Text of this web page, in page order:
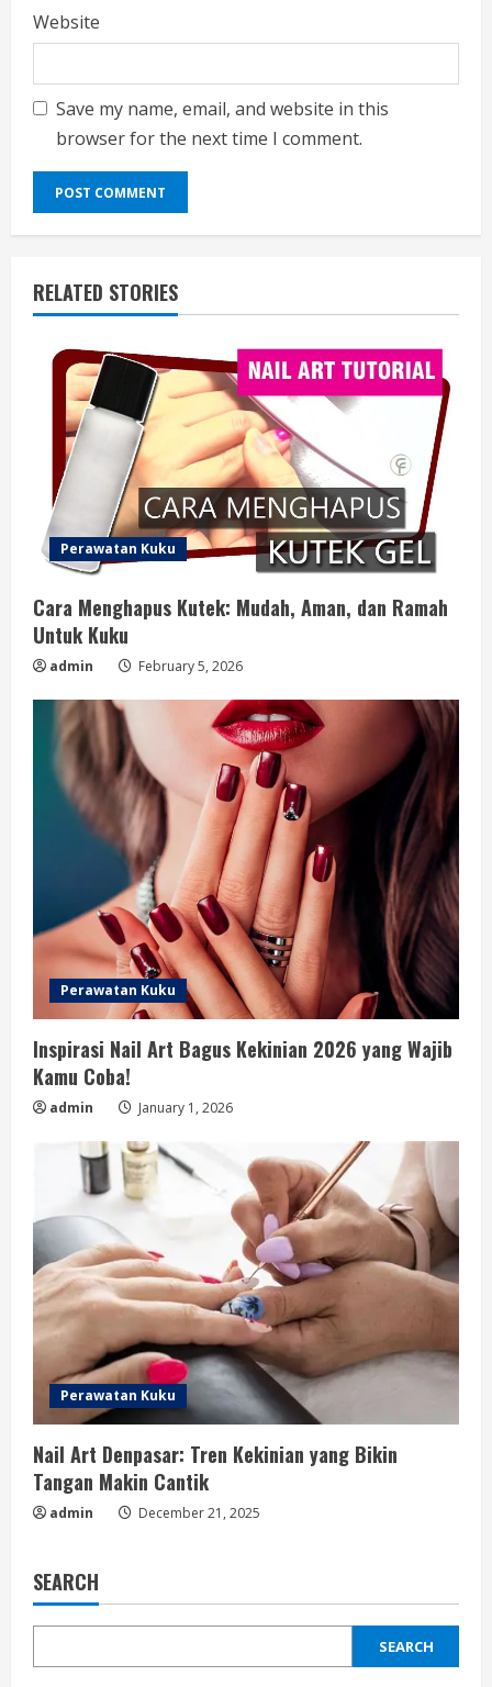
Website
Save my name, email, and website in this
browser for the next time I comment.
RELATED STORIES
Perawatan Kuku
Cara Menghapus Kutek: Mudah, Aman, dan Ramah
Untuk Kuku
admin February 5, 2026
Perawatan Kuku
Inspirasi Nail Art Bagus Kekinian 2026 yang Wajib
Kamu Coba!
admin January 1, 2026
Perawatan Kuku
Nail Art Denpasar: Tren Kekinian yang Bikin
Tangan Makin Cantik
admin December 21, 2025
SEARCH
SEARCH